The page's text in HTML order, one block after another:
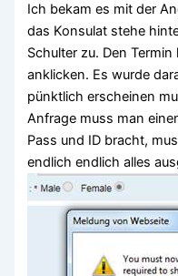
Ich bekam es mit der
das Konsulat stehe
Schulter zu. Den
anklicken. Es wurde
pünktlich erscheinen
Anfrage muss man
Pass und ID bracht,
endlich endlich alles